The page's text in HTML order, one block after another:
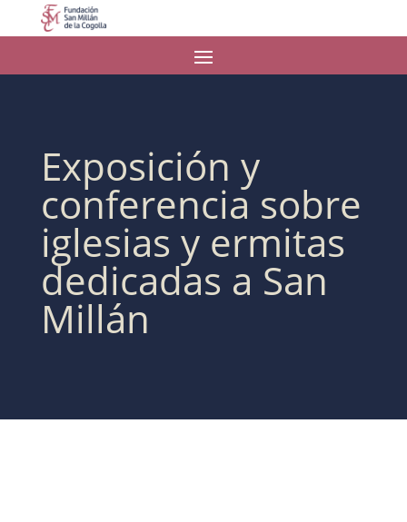
Exposición y
conferencia sobre
iglesias y ermitas
dedicadas a San
Millán